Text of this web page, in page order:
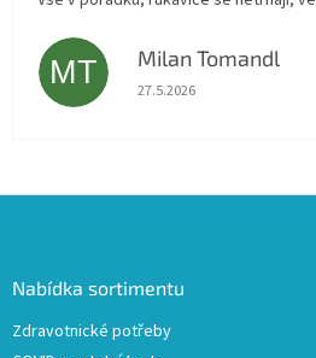
MT Milan Tomandl
Hodnocení obchodu je 5
27.5.2026
Nabídka sortimentu
Zdravotnické potřeby